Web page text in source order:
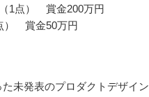
1点） 賞金200万円
） 賞金50万円
未発表のプロダクトデザイン